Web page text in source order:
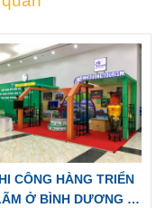
CÔNG HÀNG TRIỂN
Ở BÌNH DƯƠNG |